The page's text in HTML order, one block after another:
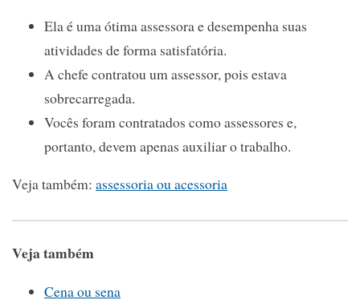
Ela é uma ótima assessora e desempenha suas
atividades de forma satisfatória.
A chefe contratou um assessor, pois estava
sobrecarregada.
Vocês foram contratados como assessores e,
portanto, devem apenas auxiliar o trabalho.
Veja também: assessoria ou acessoria
Veja também
Cena ou sena